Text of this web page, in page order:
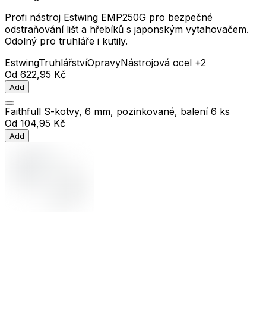
Profi nástroj Estwing EMP250G pro bezpečné
odstraňování lišt a hřebíků s japonským vytahovačem.
Odolný pro truhláře i kutily.
EstwingTruhlářstvíOpravyNástrojová ocel +2
Od 622,95 Kč
Add
Faithfull S-kotvy, 6 mm, pozinkované, balení 6 ks
Od 104,95 Kč
Add